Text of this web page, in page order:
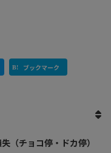
ブックマーク
（チョコ停・ドカ停）